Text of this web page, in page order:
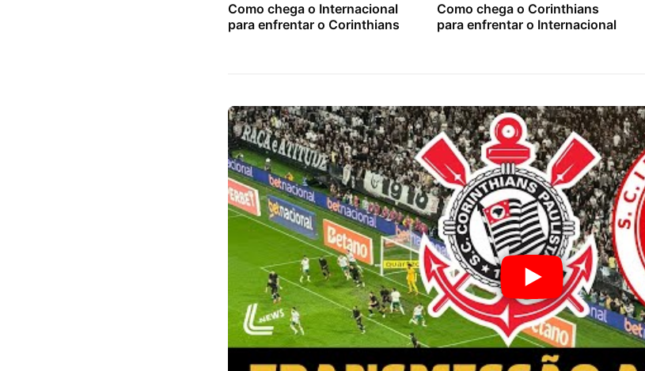
Como chega o Internacional
para enfrentar o Corinthians
Como chega o Corinthians
para enfrentar o Internacional